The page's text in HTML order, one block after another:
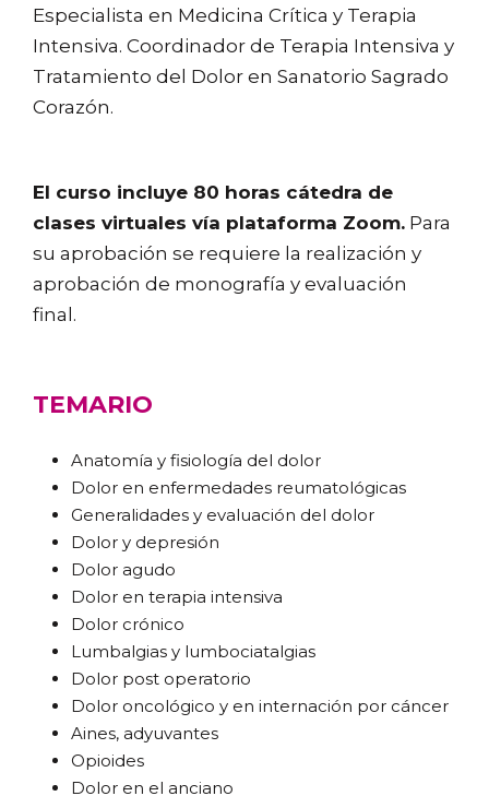
Especialista en Medicina Crítica y Terapia
Intensiva. Coordinador de Terapia Intensiva y
Tratamiento del Dolor en Sanatorio Sagrado
Corazón.
El curso incluye 80 horas cátedra de
clases virtuales vía plataforma Zoom. Para
su aprobación se requiere la realización y
aprobación de monografía y evaluación
final.
TEMARIO
Anatomía y fisiología del dolor
Dolor en enfermedades reumatológicas
Generalidades y evaluación del dolor
Dolor y depresión
Dolor agudo
Dolor en terapia intensiva
Dolor crónico
Lumbalgias y lumbociatalgias
Dolor post operatorio
Dolor oncológico y en internación por cáncer
Aines, adyuvantes
Opioides
Dolor en el anciano